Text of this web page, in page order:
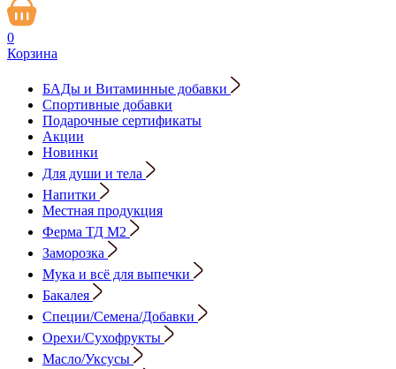
0
Корзина
БАДы и Витаминные добавки
Спортивные добавки
Подарочные сертификаты
Акции
Новинки
Для души и тела
Напитки
Местная продукция
Ферма ТД М2
Заморозка
Мука и всё для выпечки
Бакалея
Специи/Семена/Добавки
Орехи/Сухофрукты
Масло/Уксусы